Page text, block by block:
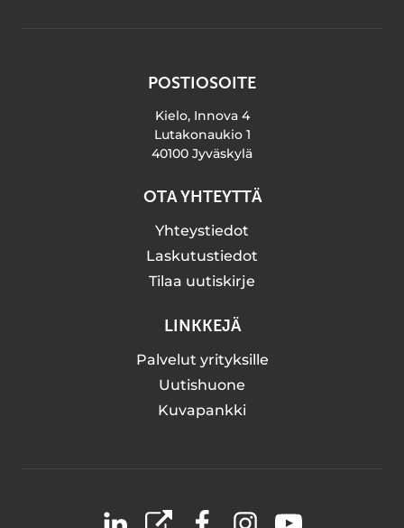
POSTIOSOITE
Kielo, Innova 4
Lutakonaukio 1
40100 Jyväskylä
OTA YHTEYTTÄ
Yhteystiedot
Laskutustiedot
Tilaa uutiskirje
LINKKEJÄ
Palvelut yrityksille
Uutishuone
Kuvapankki
LinkedIn
X FacebookInstagramYouTube